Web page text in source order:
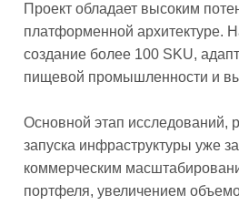
Проект обладает высоким
платформенной архитектуре.
создание более 100 SKU,
пищевой промышленности и
Основной этап исследований,
запуска инфраструктуры уже
коммерческим
портфеля, увеличением